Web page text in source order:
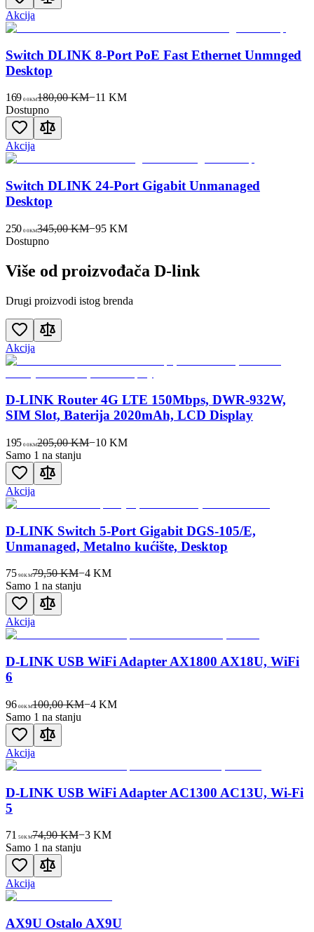
Akcija
Switch DLINK 8-Port PoE Fast Ethernet Unmnged
Desktop
169 00KM180,00 KM−11 KM
Dostupno
Akcija
Switch DLINK 24-Port Gigabit Unmanaged
Desktop
250 00KM345,00 KM−95 KM
Dostupno
Više od proizvođača D-link
Drugi proizvodi istog brenda
Akcija
D-LINK Router 4G LTE 150Mbps, DWR-932W,
SIM Slot, Baterija 2020mAh, LCD Display
195 00KM205,00 KM−10 KM
Samo 1 na stanju
Akcija
D-LINK Switch 5-Port Gigabit DGS-105/E,
Unmanaged, Metalno kućište, Desktop
75 90KM79,50 KM−4KM
Samo 1 na stanju
Akcija
D-LINK USB WiFi Adapter AX1800 AX18U, WiFi
6
96 00KM100,00 KM−4KM
Samo 1 na stanju
Akcija
D-LINK USB WiFi Adapter AC1300 AC13U, Wi-Fi
5
71 50KM74,90 KM−3KM
Samo 1 na stanju
Akcija
AX9U Ostalo AX9U